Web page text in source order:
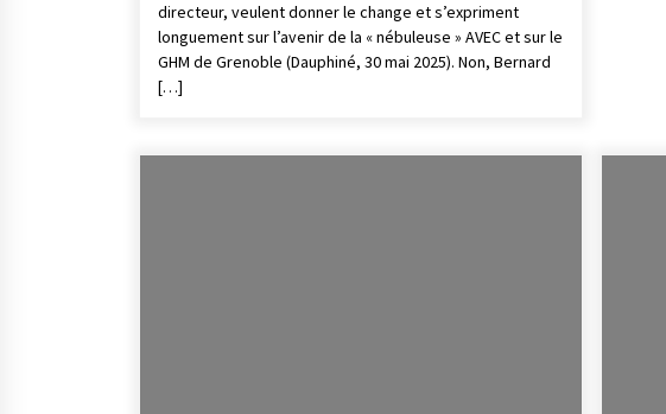
directeur, veulent donner le change et s’expriment
longuement sur l’avenir de la « nébuleuse » AVEC et sur le
GHM de Grenoble (Dauphiné, 30 mai 2025). Non, Bernard
[…]